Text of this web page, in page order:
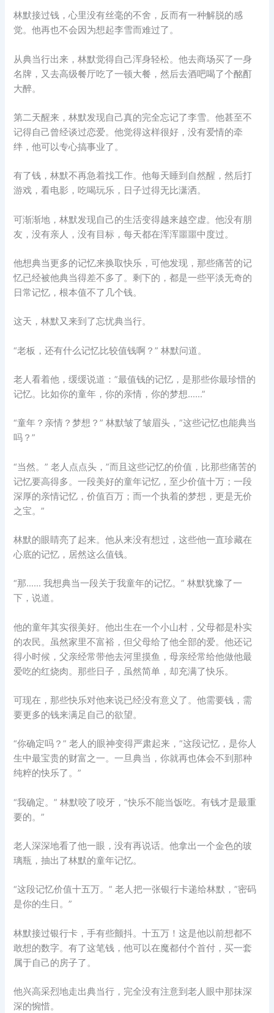
林默接过钱，心里没有丝毫的不舍，反而有一种解脱的感
觉。他再也不会因为想起李雪而难过了。
从典当行出来，林默觉得自己浑身轻松。他去商场买了一身
名牌，又去高级餐厅吃了一顿大餐，然后去酒吧喝了个酩酊
大醉。
第二天醒来，林默发现自己真的完全忘记了李雪。他甚至不
记得自己曾经谈过恋爱。他觉得这样很好，没有爱情的牵
绊，他可以专心搞事业了。
有了钱，林默不再急着找工作。他每天睡到自然醒，然后打
游戏，看电影，吃喝玩乐，日子过得无比潇洒。
可渐渐地，林默发现自己的生活变得越来越空虚。他没有朋
友，没有亲人，没有目标，每天都在浑浑噩噩中度过。
他想典当更多的记忆来换取快乐，可他发现，那些痛苦的记
忆已经被他典当得差不多了。剩下的，都是一些平淡无奇的
日常记忆，根本值不了几个钱。
这天，林默又来到了忘忧典当行。
“老板，还有什么记忆比较值钱啊？” 林默问道。
老人看着他，缓缓说道：”最值钱的记忆，是那些你最珍惜的
记忆。比如你的童年，你的亲情，你的梦想……”
“童年？亲情？梦想？” 林默皱了皱眉头，”这些记忆也能典当
吗？”
“当然。” 老人点点头，”而且这些记忆的价值，比那些痛苦的
记忆要高得多。一段美好的童年记忆，至少价值十万；一段
深厚的亲情记忆，价值百万；而一个执着的梦想，更是无价
之宝。”
林默的眼睛亮了起来。他从来没有想过，这些他一直珍藏在
心底的记忆，居然这么值钱。
“那…… 我想典当一段关于我童年的记忆。” 林默犹豫了一
下，说道。
他的童年其实很美好。他出生在一个小山村，父母都是朴实
的农民。虽然家里不富裕，但父母给了他全部的爱。他还记
得小时候，父亲经常带他去河里摸鱼，母亲经常给他做他最
爱吃的红烧肉。那些日子，虽然简单，却充满了快乐。
可现在，那些快乐对他来说已经没有意义了。他需要钱，需
要更多的钱来满足自己的欲望。
“你确定吗？” 老人的眼神变得严肃起来，”这段记忆，是你人
生中最宝贵的财富之一。一旦典当，你就再也体会不到那种
纯粹的快乐了。”
“我确定。” 林默咬了咬牙，”快乐不能当饭吃。有钱才是最重
要的。”
老人深深地看了他一眼，没有再说话。他拿出一个金色的玻
璃瓶，抽出了林默的童年记忆。
“这段记忆价值十五万。” 老人把一张银行卡递给林默，”密码
是你的生日。”
林默接过银行卡，手有些颤抖。十五万！这是他以前想都不
敢想的数字。有了这笔钱，他可以在魔都付个首付，买一套
属于自己的房子了。
他兴高采烈地走出典当行，完全没有注意到老人眼中那抹深
深的惋惜。